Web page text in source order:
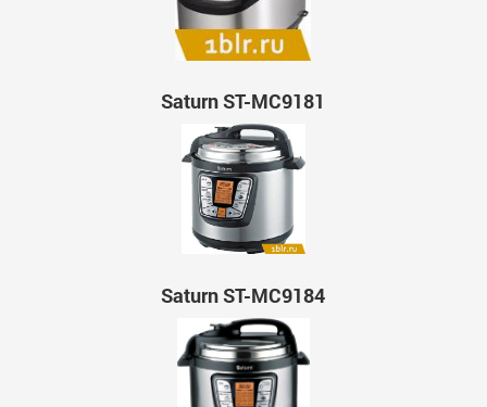
Saturn ST-MC9181
Saturn ST-MC9184